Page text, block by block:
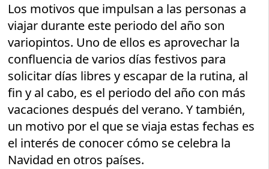
Los motivos que impulsan a las personas a
viajar durante este periodo del año son
variopintos. Uno de ellos es aprovechar la
confluencia de varios días festivos para
solicitar días libres y escapar de la rutina, al
fin y al cabo, es el periodo del año con más
vacaciones después del verano. Y también,
un motivo por el que se viaja estas fechas es
el interés de conocer cómo se celebra la
Navidad en otros países.